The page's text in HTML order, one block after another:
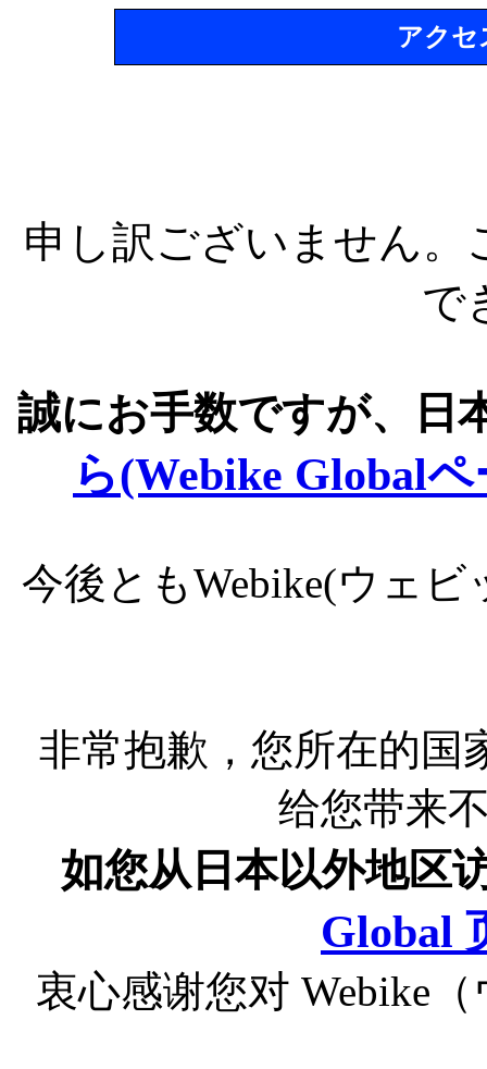
アクセ
申し訳ございません
で
誠にお手数ですが、日
ら(Webike Global
今後ともWebike(ウェ
非常抱歉，您所在的国
给您带来
如您从日本以外地区
Global
衷心感谢您对 Webike